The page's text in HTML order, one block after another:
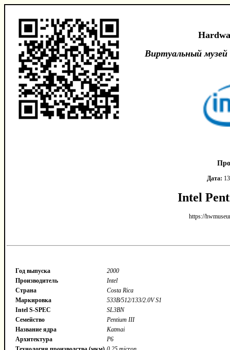
Виртуальный
Дата:
Intel
https://
Год выпуска
2000
Производитель
Intel
Страна
Costa Rica
Маркировка
533B/512/133/2.0V S1
Intel S-SPEC
SL3BN
Семейство
Pentium III
Название ядра
Katmai
Архитектура
P6